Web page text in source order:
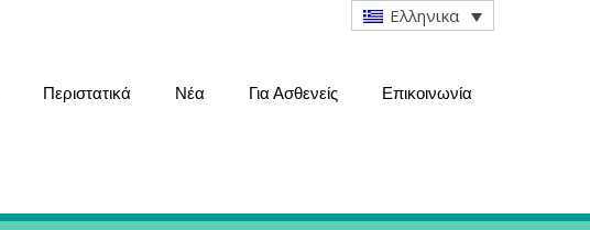
Ελληνικα
Περιστατικά Νέα Για Ασθενείς Επικοινωνία